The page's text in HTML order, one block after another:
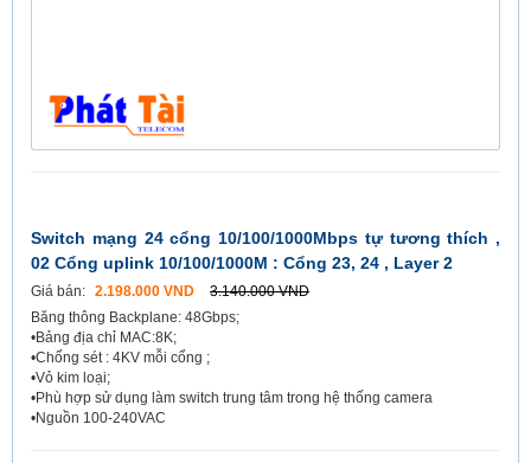
Switch mạng 24 cổng 10/100/1000Mbps tự tương thích ,
02 Cổng uplink 10/100/1000M : Cổng 23, 24 , Layer 2
Giá bán: 2.198.000 VND
3.140.000 VND
Băng thông Backplane: 48Gbps;
•Bảng địa chỉ MAC:8K;
•Chống sét : 4KV mỗi cổng ;
•Vỏ kim loại;
•Phù hợp sử dụng làm switch trung tâm trong hệ thống camera
•Nguồn 100-240VAC